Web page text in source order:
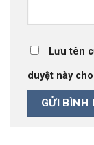
Lưu tên
duyệt này